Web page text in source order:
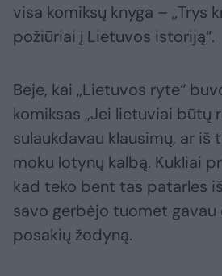
visa komiksų knyga – „Trys
požiūriai į Lietuvos istoriją“.
Beje, kai „Lietuvos ryte“
komiksas „Jei lietuviai būtų
sulaukdavau klausimų, ar iš
moku lotynų kalbą. Kukliai
kad teko bent tas patarles
savo gerbėjo tuomet
posakių žodyną.